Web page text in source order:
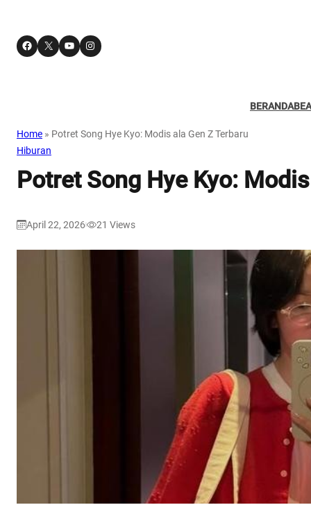
Facebook X YouTube Instagram
BERANDA
Home » Potret Song Hye Kyo: Modis ala Gen Z Terbaru
Hiburan
Potret Song Hye Kyo:
April 22, 2026 21 Views